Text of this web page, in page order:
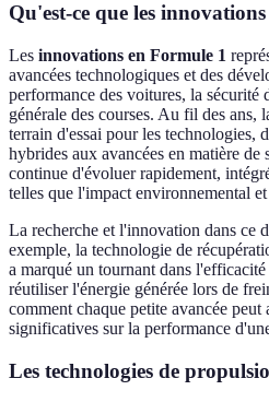
Qu'est-ce que les
Les innovations en Formule 1
avancées technologiques et des
performance des voitures, la sécurité
générale des courses. Au fil des ans,
terrain d'essai pour les technologies,
hybrides aux avancées en matière
continue d'évoluer rapidement,
telles que l'impact environnemental
La recherche et l'innovation dans ce
exemple, la technologie de
a marqué un tournant dans
réutiliser l'énergie générée lors de
comment chaque petite avancée peut
significatives sur la performance
Les technologies de